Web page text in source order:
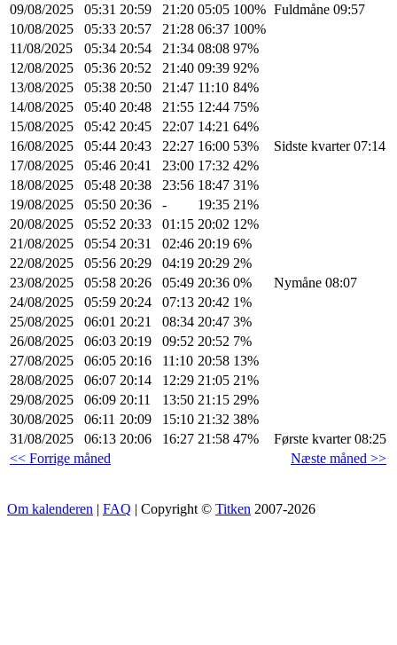
09/08/2025
05:31 20:59 21:20 05:05 100% Fuldmåne 09:57
10/08/2025
05:33 20:57 21:28 06:37 100%
11/08/2025
05:34 20:54 21:34 08:08 97%
12/08/2025
05:36 20:52 21:40 09:39 92%
13/08/2025
05:38 20:50 21:47 11:10 84%
14/08/2025
05:40 20:48 21:55 12:44 75%
15/08/2025
05:42 20:45 22:07 14:21 64%
16/08/2025
05:44 20:43 22:27 16:00 53%
Sidste kvarter 07:14
17/08/2025
05:46 20:41 23:00 17:32 42%
18/08/2025
05:48 20:38 23:56 18:47 31%
19/08/2025
05:50 20:36 - 19:35 21%
20/08/2025
05:52 20:33 01:15 20:02 12%
21/08/2025
05:54 20:31 02:46 20:19 6%
22/08/2025
05:56 20:29 04:19 20:29 2%
23/08/2025
05:58 20:26 05:49 20:36 0%
Nymåne 08:07
24/08/2025
05:59 20:24 07:13 20:42 1%
25/08/2025
06:01 20:21 08:34 20:47 3%
26/08/2025
06:03 20:19 09:52 20:52 7%
27/08/2025
06:05 20:16 11:10 20:58 13%
28/08/2025
06:07 20:14 12:29 21:05 21%
29/08/2025
06:09 20:11 13:50 21:15 29%
30/08/2025
06:11 20:09 15:10 21:32 38%
31/08/2025
06:13 20:06 16:27 21:58 47%
Første kvarter 08:25
<< Forrige måned
Næste måned >>
Om kalenderen | FAQ | Copyright © Titken 2007-2026